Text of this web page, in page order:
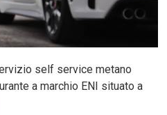
self service metano
a marchio ENI situato a